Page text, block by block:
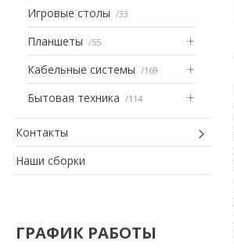
Игровые столы 33
Планшеты 55
Кабельные системы 169
Бытовая техника 114
Контакты
Наши сборки
ГРАФИК РАБОТЫ